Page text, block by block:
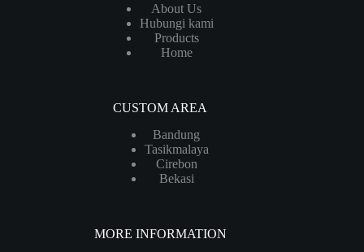
About Us
Hubungi kami
Products
Home
CUSTOM AREA
Bandung
Tasikmalaya
Cirebon
Bekasi
MORE INFORMATION